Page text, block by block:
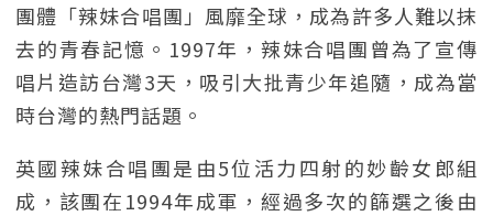
團體「辣妹合唱團」風靡全球，成為許多人難以抹
去的青春記憶。1997年，辣妹合唱團曾為了宣傳
唱片造訪台灣3天，吸引大批青少年追隨，成為當
時台灣的熱門話題。
英國辣妹合唱團是由5位活力四射的妙齡女郎組
成，該團在1994年成軍，經過多次的篩選之後由